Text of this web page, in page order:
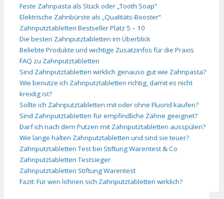
Feste Zahnpasta als Stück oder „Tooth Soap“
Elektrische Zahnbürste als „Qualitäts-Booster“
Zahnputztabletten Bestseller Platz 5 – 10
Die besten Zahnputztabletten im Überblick
Beliebte Produkte und wichtige Zusatzinfos für die Praxis
FAQ zu Zahnputztabletten
Sind Zahnputztabletten wirklich genauso gut wie Zahnpasta?
Wie benutze ich Zahnputztabletten richtig, damit es nicht
kreidig ist?
Sollte ich Zahnputztabletten mit oder ohne Fluorid kaufen?
Sind Zahnputztabletten für empfindliche Zähne geeignet?
Darf ich nach dem Putzen mit Zahnputztabletten ausspülen?
Wie lange halten Zahnputztabletten und sind sie teuer?
Zahnputztabletten Test bei Stiftung Warentest & Co
Zahnputztabletten Testsieger
Zahnputztabletten Stiftung Warentest
Fazit: Für wen lohnen sich Zahnputztabletten wirklich?